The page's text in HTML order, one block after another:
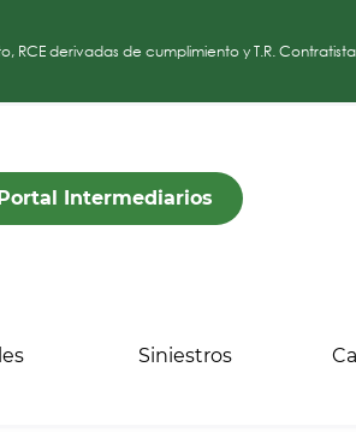
RCE derivadas de cumplimiento y T.R.
Intermediarios
Siniestros